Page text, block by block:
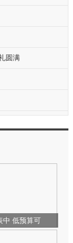
圆满
中 低预算可